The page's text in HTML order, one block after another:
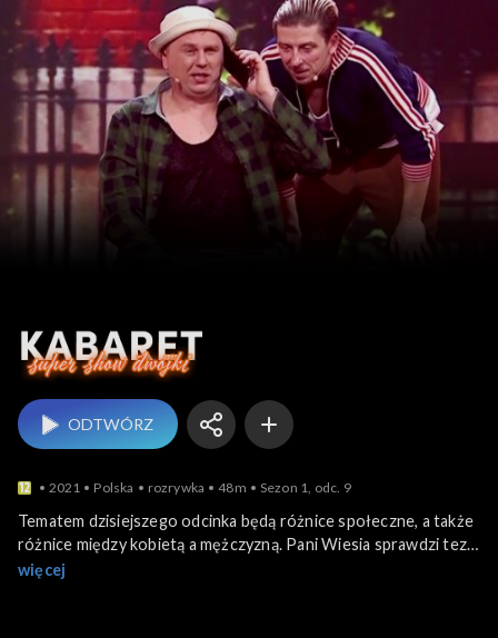
Kabaret. Super
ODTWÓRZ
2021 Polska rozrywka 48m Sezon 1, odc. 9
Tematem dzisiejszego odcinka będą różnice społeczne, a także
różnice między kobietą a mężczyzną. Pani Wiesia sprawdzi tezę,
która ostatnio stała się obiegową prawdą, która mówi, że
więcej